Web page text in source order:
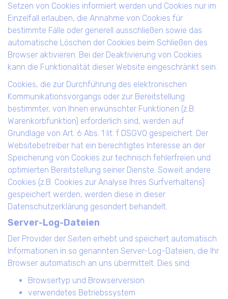
Setzen von Cookies informiert werden und Cookies nur im
Einzelfall erlauben, die Annahme von Cookies für
bestimmte Fälle oder generell ausschließen sowie das
automatische Löschen der Cookies beim Schließen des
Browser aktivieren. Bei der Deaktivierung von Cookies
kann die Funktionalität dieser Website eingeschränkt sein.
Cookies, die zur Durchführung des elektronischen
Kommunikationsvorgangs oder zur Bereitstellung
bestimmter, von Ihnen erwünschter Funktionen (z.B.
Warenkorbfunktion) erforderlich sind, werden auf
Grundlage von Art. 6 Abs. 1 lit. f DSGVO gespeichert. Der
Websitebetreiber hat ein berechtigtes Interesse an der
Speicherung von Cookies zur technisch fehlerfreien und
optimierten Bereitstellung seiner Dienste. Soweit andere
Cookies (z.B. Cookies zur Analyse Ihres Surfverhaltens)
gespeichert werden, werden diese in dieser
Datenschutzerklärung gesondert behandelt.
Server-Log-Dateien
Der Provider der Seiten erhebt und speichert automatisch
Informationen in so genannten Server-Log-Dateien, die Ihr
Browser automatisch an uns übermittelt. Dies sind:
Browsertyp und Browserversion
verwendetes Betriebssystem